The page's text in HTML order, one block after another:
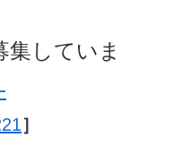
していま
］